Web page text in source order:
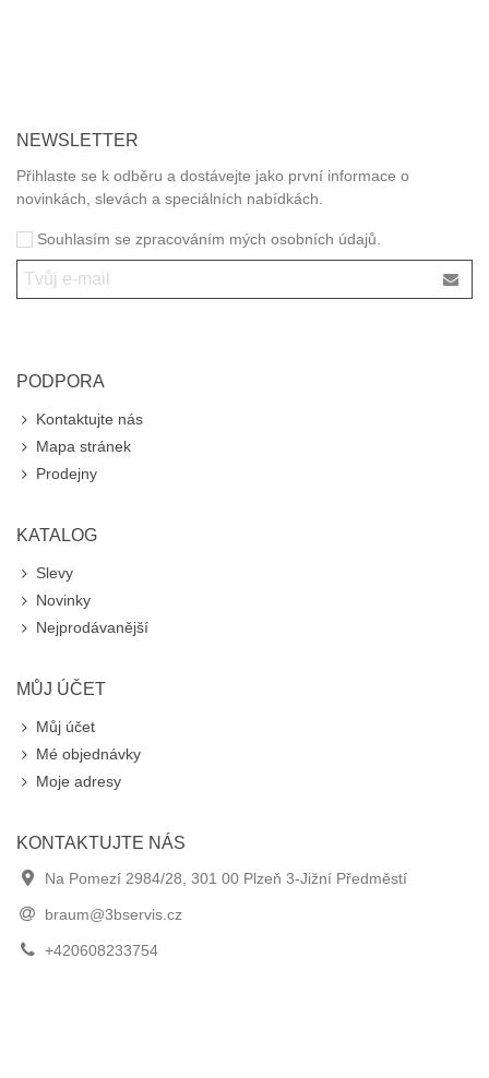
NEWSLETTER
Přihlaste se k odběru a dostávejte jako první informace o
novinkách, slevách a speciálních nabídkách.
Souhlasím se zpracováním mých osobních údajů.
PODPORA
Kontaktujte nás
Mapa stránek
Prodejny
KATALOG
Slevy
Novinky
Nejprodávanější
MŮJ ÚČET
Můj účet
Mé objednávky
Moje adresy
KONTAKTUJTE NÁS
Na Pomezí 2984/28, 301 00 Plzeň 3-Jižní Předměstí
braum@3bservis.cz
+420608233754